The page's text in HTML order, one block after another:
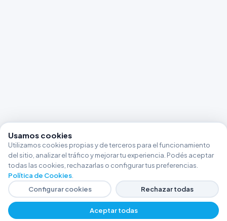
$ 21286,26 + Agregar
Usamos cookies
Utilizamos cookies propias y de terceros para el funcionamiento
del sitio, analizar el tráfico y mejorar tu experiencia. Podés aceptar
todas las cookies, rechazarlas o configurar tus preferencias.
Política de Cookies
Configurar cookies
Rechazar todas
Aceptar todas